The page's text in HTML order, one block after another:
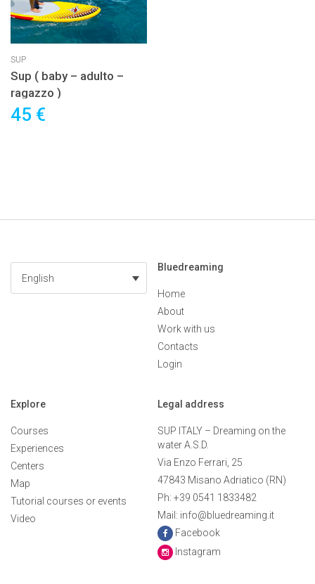
SUP
Sup ( baby – adulto –
ragazzo )
45 €
English
Bluedreaming
Home
About
Work with us
Contacts
Login
Explore
Courses
Experiences
Centers
Map
Tutorial courses or events
Video
Legal address
SUP ITALY – Dreaming on the
water A.S.D.
Via Enzo Ferrari, 25
47843 Misano Adriatico (RN)
Ph: +39 0541 1833482
Mail: info@bluedreaming.it
Facebook
Instagram